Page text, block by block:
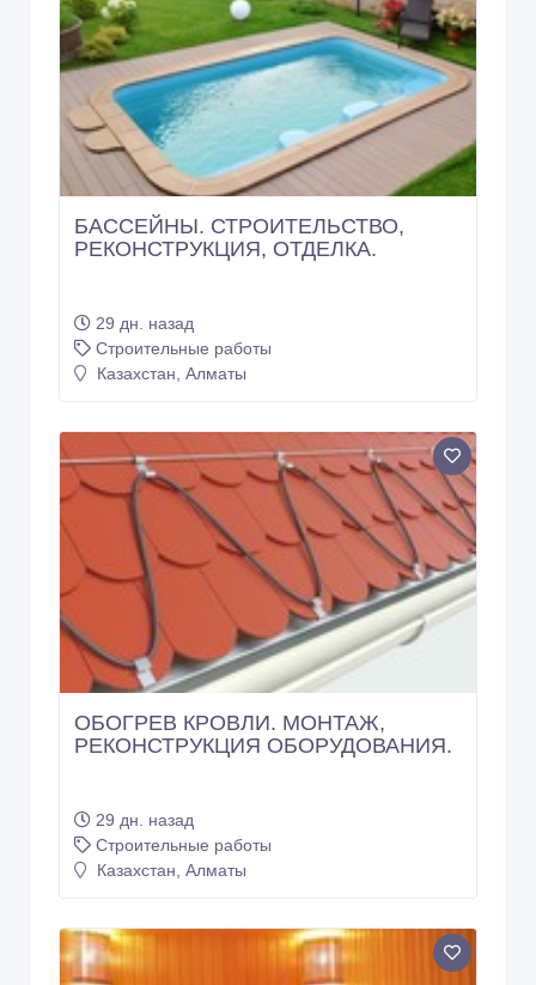
БАССЕЙНЫ. СТРОИТЕЛЬСТВО,
РЕКОНСТРУКЦИЯ, ОТДЕЛКА.
29 дн. назад
Строительные работы
Казахстан, Алматы
ОБОГРЕВ КРОВЛИ. МОНТАЖ,
РЕКОНСТРУКЦИЯ ОБОРУДОВАНИЯ.
29 дн. назад
Строительные работы
Казахстан, Алматы